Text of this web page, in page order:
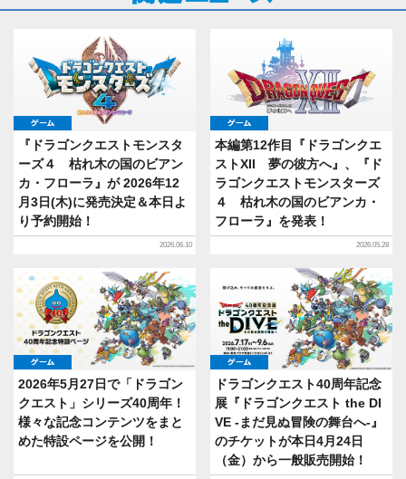
ゲーム
『ドラゴンクエストモンスタ
ーズ４ 枯れ木の国のビアン
カ・フローラ』が 2026年12
月3日(木)に発売決定＆本日よ
り予約開始！
2026.06.10
本編第12作目『ドラゴンクエ
ストXII 夢の彼方へ』、『ド
ラゴンクエストモンスターズ
４ 枯れ木の国のビアンカ・
フローラ』を発表！
2026.05.28
ゲーム
2026年5月27日で「ドラゴン
クエスト」シリーズ40周年！
様々な記念コンテンツをまと
めた特設ページを公開！
ゲーム
ドラゴンクエスト40周年記念
展『ドラゴンクエスト the DI
VE -まだ見ぬ冒険の舞台へ-』
のチケットが本日4月24日
（金）から一般販売開始！